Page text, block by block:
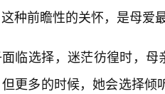
种前瞻性的关怀，是母爱
临选择，迷茫彷徨时，
更多的时候，她会选择